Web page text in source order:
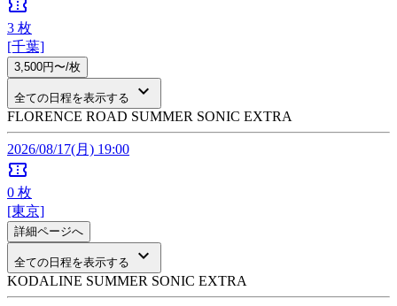
confirmation_number
3 枚
[千葉]
3,500円〜/枚
全ての日程を表示する keyboard_arrow_down
FLORENCE ROAD SUMMER SONIC EXTRA
2026/08/17(月) 19:00
confirmation_number
0 枚
[東京]
詳細ページへ
全ての日程を表示する keyboard_arrow_down
KODALINE SUMMER SONIC EXTRA